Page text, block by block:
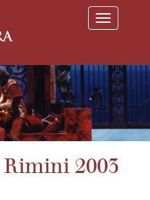
T
o
l
e
n
a
v
i
t
i
2003